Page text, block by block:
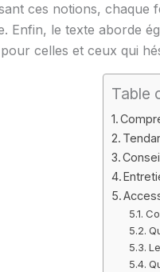
ces notions,
Enfin, le texte aborde
celles et ceux qui
Table